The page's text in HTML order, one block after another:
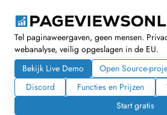
Tel paginaweergaven, geen mensen.
webanalyse, veilig opgeslagen in de EU.
Bekijk Live Demo
Open Source-
Discord
Functies en Prijzen
Start gratis